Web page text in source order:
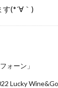
す(*´∀｀)
ォーン」
Lucky